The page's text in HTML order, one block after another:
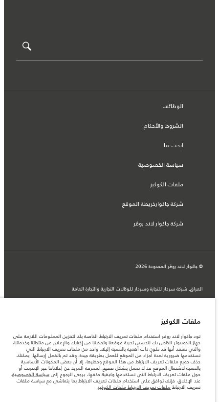
الوظائف
الشروط والأحكام
ابحث عنا
سياسة الخصوصية
ملفات الكوكيز
شركة جاكوارخريطة الموقع
شركة جاكوار لاند روڤر
© جاكوار لاند روڨر المحدودة 2026
العراق, شركة سردار للتجارة وسردار للوكالات التجارية والتجارة العامة
الأرقام المقدمة هي نتيجة لاختبارات المصنع الرسمية وفقاً لتشريعات الاتحاد الأوروبي. قد
يتباين استهلك الوقود الفعلي للمركبة عن ذلك المتحقق في تلك الاختبارات كما أن هذه
الأرقام بغرض المقارنة فحسب.
ملاحظة مهمة حول الصور والمواصفات. إن النقص العالمي في أشباه الموصلات يؤثر حاليًا
في مواصفات تصميم السيارات وتوفر الخيارات وتوقيتات التصاميم. هذا ظرف ديناميكي
للغاية، ونتيجة لذلك، قد لا تمثّل الصور المستخدَمة ضمن موقع الويب حاليًا المواصفات الحالية
بالكامل بالنسبة إلى الميزات والخيارات والحلية ومجموعات الألوان. يرجى استشارة وكيلك الذي
سيتمكّن من تأكيد أي تقييدات حالية معك للسماح لك باتخاذ قرار مدروس
ملفات الكوكيز
تود جاكوار لاند روفر استخدام ملفات تعريف الارتباط الخاصة بك لتخزين المعلومات اللازمة على
جهاز الكمبيوتر الخاص بك لتحسين تجربة موقعنا وتمكيننا من إخبارك والإعلان عن منتجاتنا وخدماتنا،
والتي نعتقد أنها قد تكون ذات أهمية بالنسبة إليك. واحد من ملفات تعريف الارتباط التي
نستخدمها ضرورية لعدة أجزاء من الموقع للعمل بطريقة جيدة، وقد تم بالفعل إرسالها. يمكنك
حذف جميع ملفات تعريف الارتباط من هذا الموقع وحظرها، إلا أن بعض المكونات الأساسية
بالنسبة لاشتغال الموقع قد لا تعمل بشكل صحيح. لمعرفة المزيد عن إعلاناتنا عبر الإنترنت أو
حول ملفات تعريف الارتباط التي نستخدمها وكيفية حذفها، يرجى الرجوع إلى سياسة الخصوصية.
عند الإغلاق، فإنك توافق على استخدام ملفات تعريف الارتباط بما يتماشى مع سياسة ملفات
تعريف الارتباط ملفات تعريف الارتباط ملفات الكوكيز.